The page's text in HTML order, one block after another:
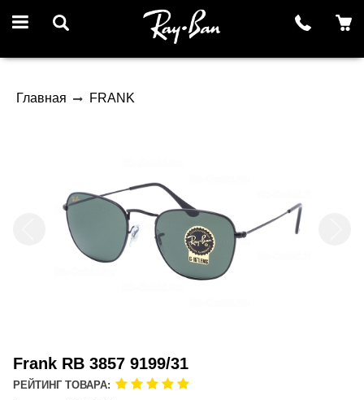
Главная FRANK
Frank RB 3857 9199/31
РЕЙТИНГ ТОВАРА: